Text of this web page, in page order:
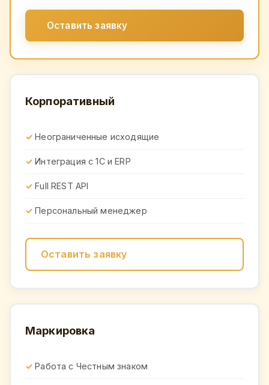
Оставить заявку
Корпоративный
Неограниченные исходящие
Интеграция с 1С и ERP
Full REST API
Персональный менеджер
Оставить заявку
Маркировка
Работа с Честным знаком